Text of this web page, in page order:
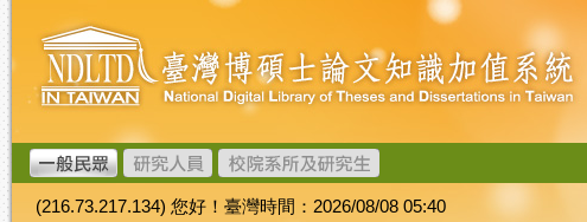
跳
到
主
要
內
容
臺
灣
博
碩
士
論
文
加
(216.73.217.134) 您好！臺灣時間：2026/08/08 05:40